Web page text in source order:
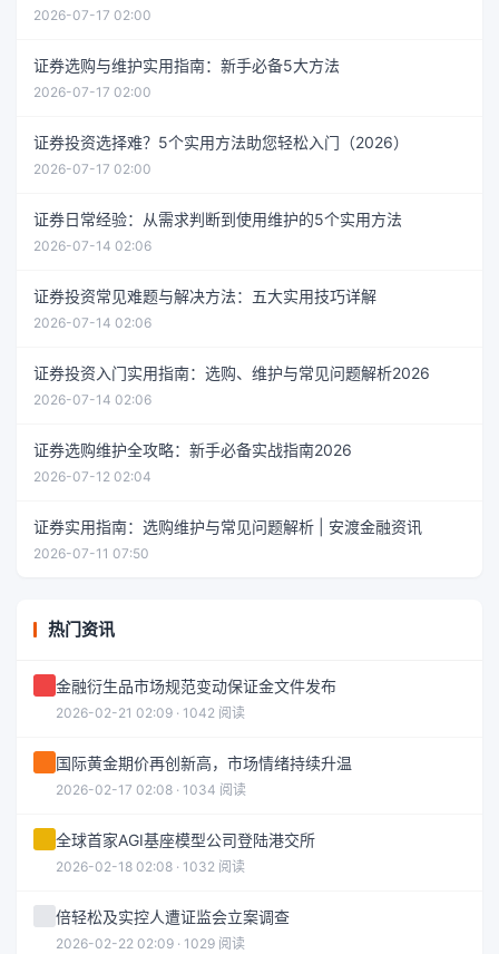
2026-07-17 02:00
证券选购与维护实用指南：新手必备5大方法
2026-07-17 02:00
证券投资选择难？5个实用方法助您轻松入门（2026）
2026-07-17 02:00
证券日常经验：从需求判断到使用维护的5个实用方法
2026-07-14 02:06
证券投资常见难题与解决方法：五大实用技巧详解
2026-07-14 02:06
证券投资入门实用指南：选购、维护与常见问题解析2026
2026-07-14 02:06
证券选购维护全攻略：新手必备实战指南2026
2026-07-12 02:04
证券实用指南：选购维护与常见问题解析 | 安渡金融资讯
2026-07-11 07:50
热门资讯
金融衍生品市场规范变动保证金文件发布
2026-02-21 02:09 · 1042 阅读
国际黄金期价再创新高，市场情绪持续升温
2026-02-17 02:08 · 1034 阅读
全球首家AGI基座模型公司登陆港交所
2026-02-18 02:08 · 1032 阅读
倍轻松及实控人遭证监会立案调查
2026-02-22 02:09 · 1029 阅读